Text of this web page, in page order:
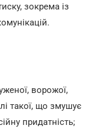
зокрема із
ворожої,
такої, що змушує
придатність;